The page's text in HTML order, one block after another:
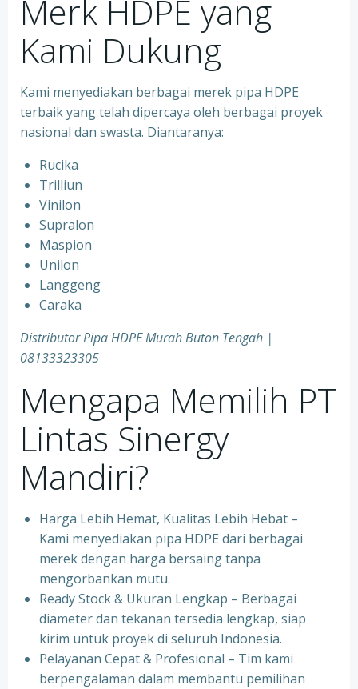
Merk HDPE yang
Kami Dukung
Kami menyediakan berbagai merek pipa HDPE
terbaik yang telah dipercaya oleh berbagai proyek
nasional dan swasta. Diantaranya:
Rucika
Trilliun
Vinilon
Supralon
Maspion
Unilon
Langgeng
Caraka
Distributor Pipa HDPE Murah Buton Tengah |
08133323305
Mengapa Memilih PT
Lintas Sinergy
Mandiri?
Harga Lebih Hemat, Kualitas Lebih Hebat –
Kami menyediakan pipa HDPE dari berbagai
merek dengan harga bersaing tanpa
mengorbankan mutu.
Ready Stock & Ukuran Lengkap – Berbagai
diameter dan tekanan tersedia lengkap, siap
kirim untuk proyek di seluruh Indonesia.
Pelayanan Cepat & Profesional – Tim kami
berpengalaman dalam membantu pemilihan